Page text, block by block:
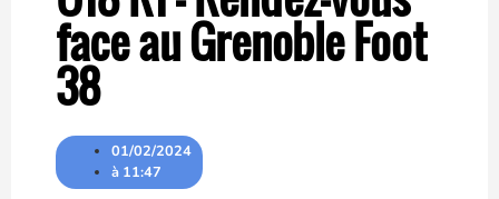
face au Grenoble Foot
38
01/02/2024
à 11:47